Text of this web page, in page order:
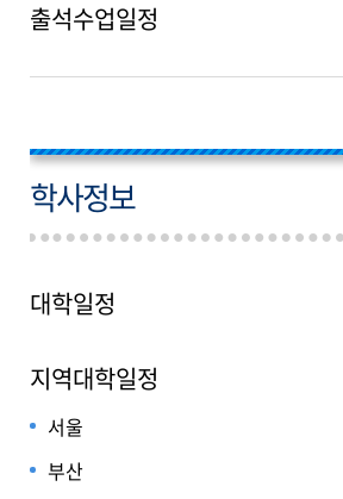
출석수업일정
학사정보
대학일정
지역대학일정
서울
부산